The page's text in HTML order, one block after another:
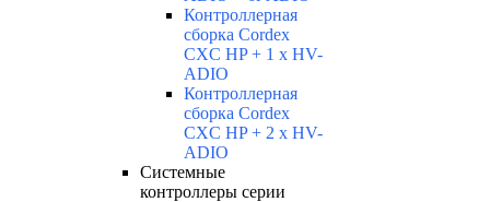
Контроллерная
сборка Cordex
CXC HP + 1 x HV-
ADIO
Контроллерная
сборка Cordex
CXC HP + 2 x HV-
ADIO
Системные
контроллеры серии